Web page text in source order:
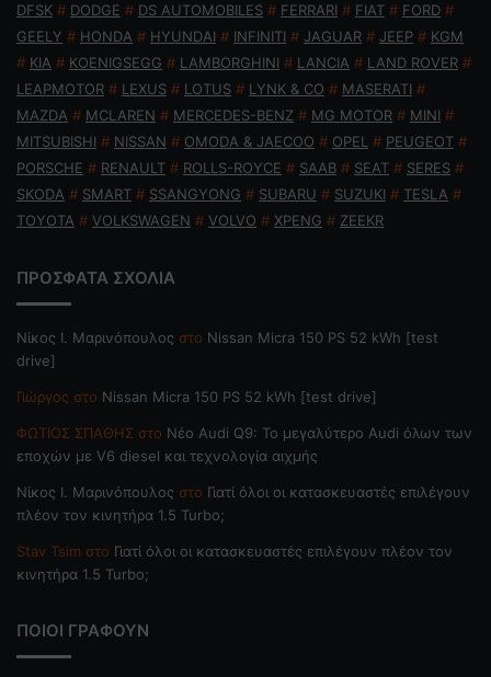
DFSK # DODGE # DS AUTOMOBILES # FERRARI # FIAT # FORD #
GEELY # HONDA # HYUNDAI # INFINITI # JAGUAR # JEEP # KGM
# KIA # KOENIGSEGG # LAMBORGHINI # LANCIA # LAND ROVER #
LEAPMOTOR # LEXUS # LOTUS # LYNK & CO # MASERATI #
MAZDA # MCLAREN # MERCEDES-BENZ # MG MOTOR # MINI #
MITSUBISHI # NISSAN # OMODA & JAECOO # OPEL # PEUGEOT #
PORSCHE # RENAULT # ROLLS-ROYCE # SAAB # SEAT # SERES #
SKODA # SMART # SSANGYONG # SUBARU # SUZUKI # TESLA #
TOYOTA # VOLKSWAGEN # VOLVO # XPENG # ZEEKR
ΠΡΟΣΦΑΤΑ ΣΧΟΛΙΑ
Nίκος Ι. Mαρινόπουλος στο Nissan Micra 150 PS 52 kWh [test
drive]
Γιώργος στο Nissan Micra 150 PS 52 kWh [test drive]
ΦΩΤΙΟΣ ΣΠΑΘΗΣ στο Νέο Audi Q9: Το μεγαλύτερο Audi όλων των
εποχών με V6 diesel και τεχνολογία αιχμής
Nίκος Ι. Mαρινόπουλος στο Γιατί όλοι οι κατασκευαστές επιλέγουν
πλέον τον κινητήρα 1.5 Turbo;
Stav Tsim στο Γιατί όλοι οι κατασκευαστές επιλέγουν πλέον τον
κινητήρα 1.5 Turbo;
ΠΟΙΟΙ ΓΡΑΦΟΥΝ